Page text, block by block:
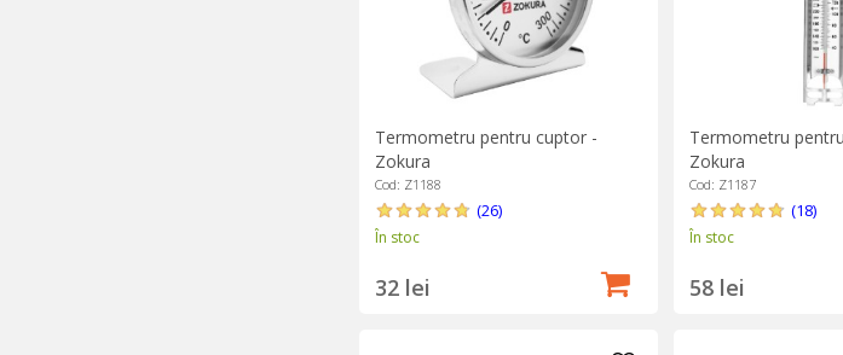
Termometru pentru cuptor -
Zokura
Cod: Z1188
(26)
În stoc
32 lei
Termometru
Zokura
Cod: Z1187
(18)
În stoc
58 lei